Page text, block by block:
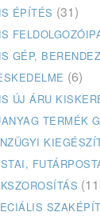
ÉPÍTÉS (31)
GÉP,
(6)
ÚJ ÁRU
TERMÉK